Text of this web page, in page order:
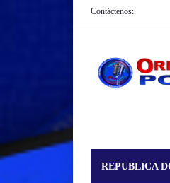
Contáctenos:
REPUBLICA